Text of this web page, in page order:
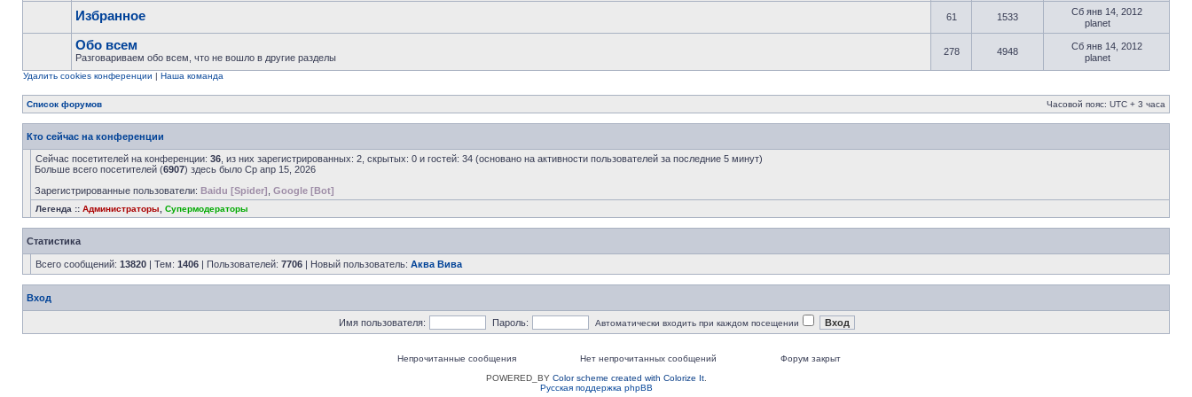
Избранное 61 1533
Сб янв 14, 2012
planet
Обо всем
Разговариваем обо всем, что не вошло в другие разделы
278 4948
Сб янв 14, 2012
planet
Удалить cookies конференции | Наша команда
Список форумов Часовой пояс: UTC + 3 часа
Кто сейчас на конференции
Сейчас посетителей на конференции: 36 , из них зарегистрированных: 2, скрытых: 0 и гостей: 34 (основано на активности пользователей за последние 5 минут)
Больше всего посетителей (6907) здесь было Ср апр 15, 2026
Зарегистрированные пользователи: Baidu [Spider] Google [Bot]
Легенда :: Администраторы Супермодераторы
Статистика
Всего сообщений: 13820 | Тем: 1406 | Пользователей: 7706 | Новый пользователь: Аква Вива
Вход
Имя пользователя: Пароль: Автоматически входить при каждом посещении
Непрочитанные сообщения Нет непрочитанных сообщений
Форум закрыт
POWERED_BY Color scheme created with Colorize It.
Русская поддержка phpBB